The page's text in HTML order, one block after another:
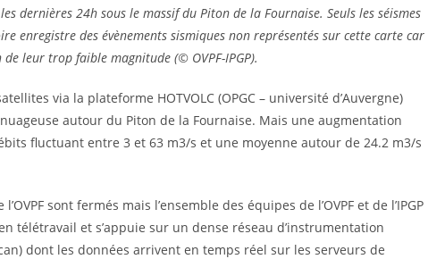
dernières 24h sous le massif du Piton de la Fournaise. Seuls les séismes
enregistre des évènements sismiques non représentés sur cette carte car
leur trop faible magnitude (© OVPF-IPGP).
via la plateforme HOTVOLC (OPGC – université d’Auvergne)
autour du Piton de la Fournaise. Mais une augmentation
fluctuant entre 3 et 63 m3/s et une moyenne autour de 24.2 m3/s
sont fermés mais l’ensemble des équipes de l’OVPF et de l’IPGP
télétravail et s’appuie sur un dense réseau d’instrumentation
dont les données arrivent en temps réel sur les serveurs de